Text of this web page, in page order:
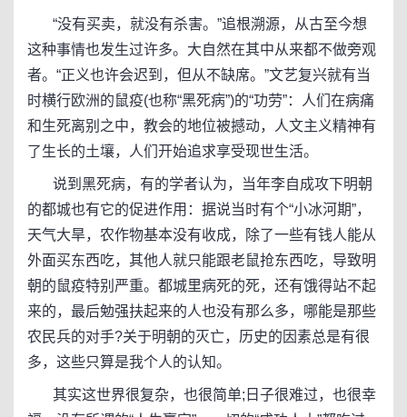
“没有买卖，就没有杀害。”追根溯源，从古至今想
这种事情也发生过许多。大自然在其中从来都不做旁观
者。“正义也许会迟到，但从不缺席。”文艺复兴就有当
时横行欧洲的鼠疫(也称“黑死病”)的“功劳”：人们在病痛
和生死离别之中，教会的地位被撼动，人文主义精神有
了生长的土壤，人们开始追求享受现世生活。
说到黑死病，有的学者认为，当年李自成攻下明朝
的都城也有它的促进作用：据说当时有个“小冰河期”，
天气大旱，农作物基本没有收成，除了一些有钱人能从
外面买东西吃，其他人就只能跟老鼠抢东西吃，导致明
朝的鼠疫特别严重。都城里病死的死，还有饿得站不起
来的，最后勉强扶起来的人也没有那么多，哪能是那些
农民兵的对手?关于明朝的灭亡，历史的因素总是有很
多，这些只算是我个人的认知。
其实这世界很复杂，也很简单;日子很难过，也很幸